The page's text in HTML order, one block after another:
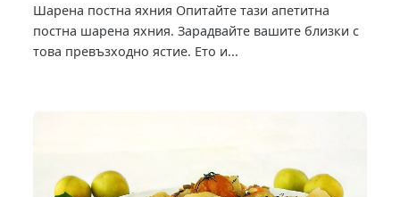
Шарена постна яхния Опитайте тази апетитна
постна шарена яхния. Зарадвайте вашите близки с
това превъзходно ястие. Ето и...